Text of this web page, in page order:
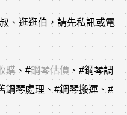
、逛逛伯，請先私訊或電
購 、 #鋼琴估價 、 #鋼琴調
鋼琴處理、#鋼琴搬運、#